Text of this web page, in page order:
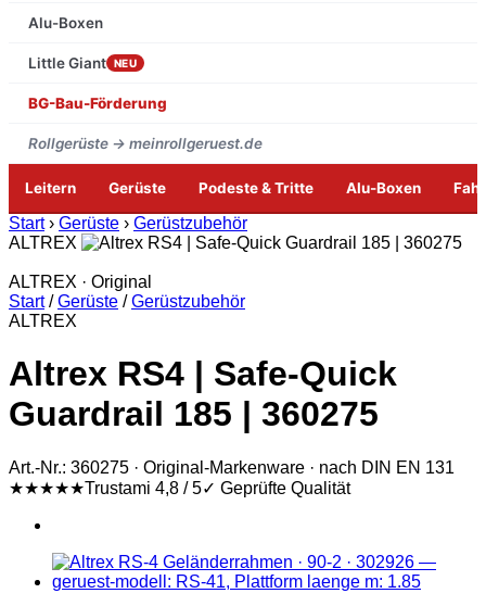
Alu-Boxen
Little Giant NEU
BG-Bau-Förderung
Rollgerüste → meinrollgeruest.de
Leitern Gerüste Podeste & Tritte Alu-Boxen
Zum
Inhalt
Start › Gerüste › Gerüstzubehör
ALTREX
ALTREX · Original
Start / Gerüste / Gerüstzubehör
ALTREX
Altrex RS4 | Safe-Quick
Guardrail 185 | 360275
Art.-Nr.: 360275 · Original-Markenware · nach DIN EN 131
★★★★★Trustami 4,8 / 5✓ Geprüfte Qualität